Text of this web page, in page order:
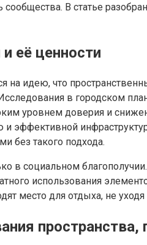
В статье
её ценности
на идею, что
в городском
уровнем доверия и
эффективной
без такого подхода.
в социальном
использования
место для отдыха, не